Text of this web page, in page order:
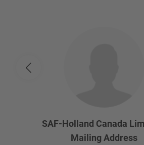
SAF-Holland Canada
Mailing Address